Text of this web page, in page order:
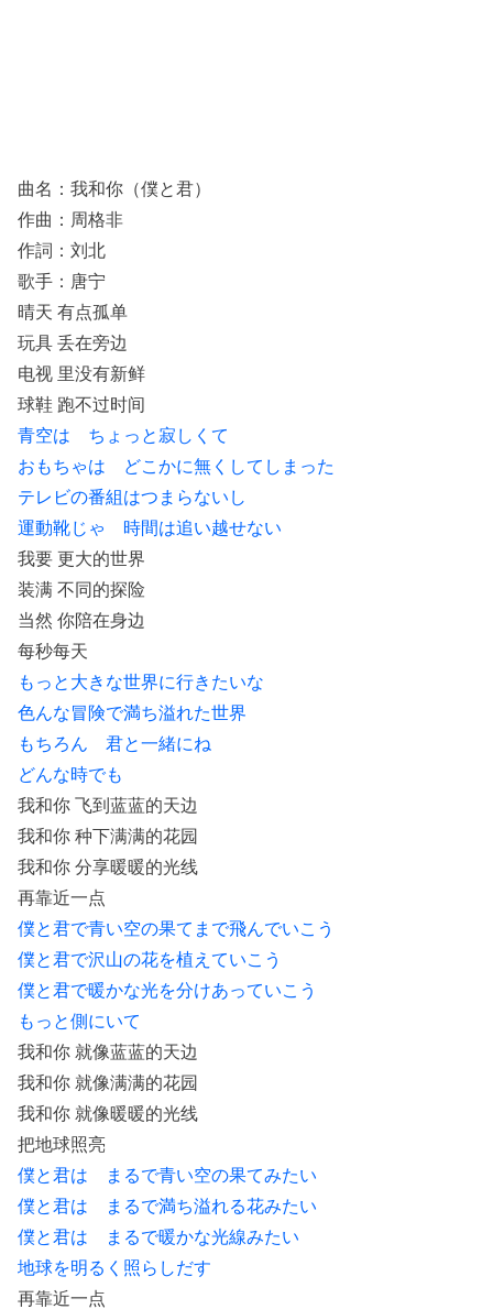
曲名：我和你（僕と君）
作曲：周格非
作詞：刘北
歌手：唐宁
晴天 有点孤单
玩具 丢在旁边
电视 里没有新鲜
球鞋 跑不过时间
青空は ちょっと寂しくて
おもちゃは どこかに無くしてしまった
テレビの番組はつまらないし
運動靴じゃ 時間は追い越せない
我要 更大的世界
装满 不同的探险
当然 你陪在身边
每秒每天
もっと大きな世界に行きたいな
色んな冒険で満ち溢れた世界
もちろん 君と一緒にね
どんな時でも
我和你 飞到蓝蓝的天边
我和你 种下满满的花园
我和你 分享暖暖的光线
再靠近一点
僕と君で青い空の果てまで飛んでいこう
僕と君で沢山の花を植えていこう
僕と君で暖かな光を分けあっていこう
もっと側にいて
我和你 就像蓝蓝的天边
我和你 就像满满的花园
我和你 就像暖暖的光线
把地球照亮
僕と君は まるで青い空の果てみたい
僕と君は まるで満ち溢れる花みたい
僕と君は まるで暖かな光線みたい
地球を明るく照らしだす
再靠近一点